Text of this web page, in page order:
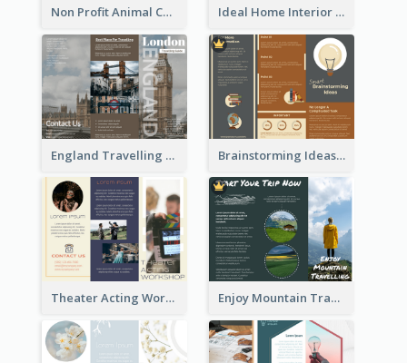
Non Profit Animal Community Tri Fold Brochure Ideal Home Interior Design Brochure
England Travelling Guide Brochure Brainstorming Ideas Brochure
Theater Acting Workshop Brochure Enjoy Mountain Travelling Brochure